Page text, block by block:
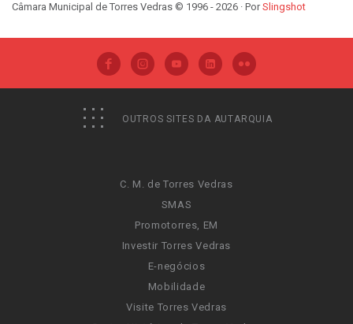
Câmara Municipal de Torres Vedras © 1996 - 2026 · PorSlingshot
OUTROS SITES DA AUTARQUIA
C. M. de Torres Vedras
SMAS
Promotorres, EM
Investir Torres Vedras
E-negócios
Mobilidade
Visite Torres Vedras